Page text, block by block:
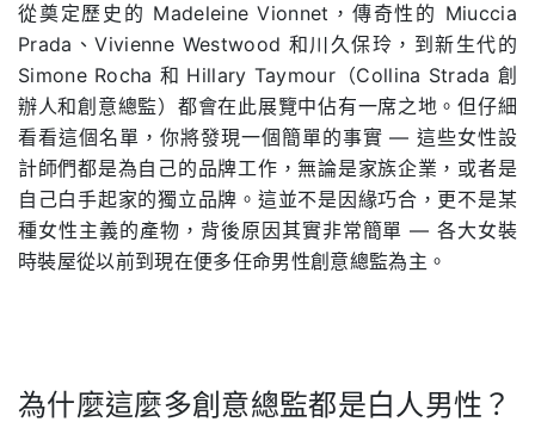
從奠定歷史的 Madeleine Vionnet，傳奇性的 Miuccia
Prada、Vivienne Westwood 和川久保玲，到新生代的
Simone Rocha 和 Hillary Taymour（Collina Strada 創
辦人和創意總監）都會在此展覽中佔有一席之地。但仔細
看看這個名單，你將發現一個簡單的事實 — 這些女性設
計師們都是為自己的品牌工作，無論是家族企業，或者是
自己白手起家的獨立品牌。這並不是因緣巧合，更不是某
種女性主義的產物，背後原因其實非常簡單 — 各大女裝
時裝屋從以前到現在便多任命男性創意總監為主。
為什麼這麼多創意總監都是白人男性？